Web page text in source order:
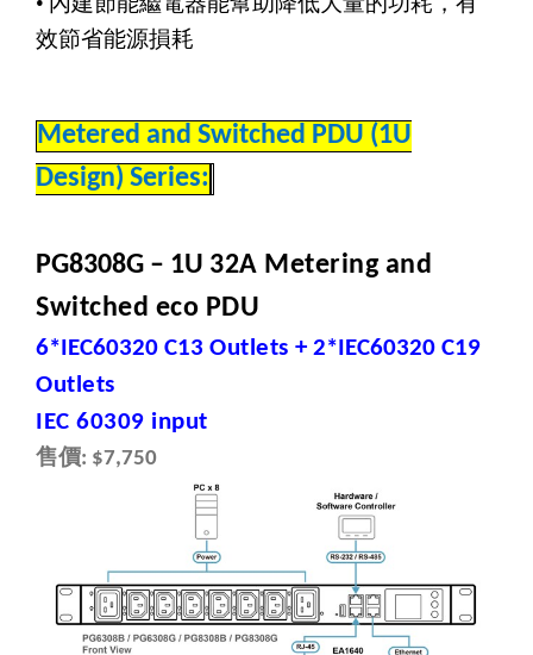
效節省能源損耗
Metered and Switched PDU (1U
Design) Series:
PG8308G – 1U 32A Metering and
Switched eco PDU
6*IEC60320 C13 Outlets+ 2*IEC60320 C19
Outlets
IEC 60309 input
售價: $7,750